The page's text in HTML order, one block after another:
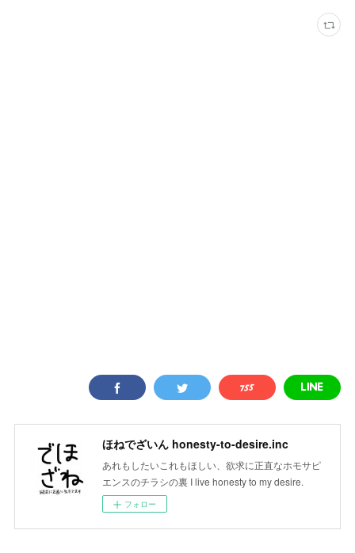
ほねでざいん honesty-to-desire.inc
あれもしたいこれもほしい、欲求に正直なホモサピ
エンスのチラシの裏 I live honesty to my desire.
フォロー